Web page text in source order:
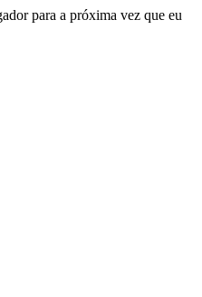
para a próxima vez que eu